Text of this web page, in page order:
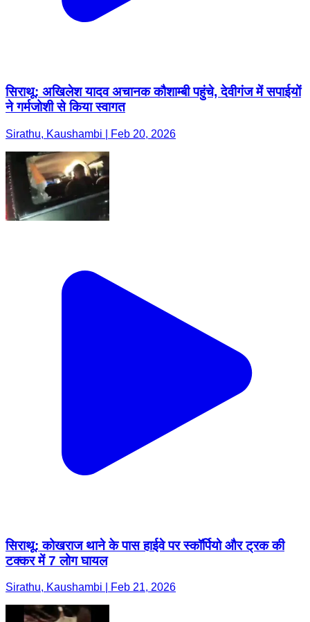
सिराथू: अखिलेश यादव अचानक कौशाम्बी पहुंचे, देवीगंज में सपाईयों
ने गर्मजोशी से किया स्वागत
Sirathu, Kaushambi | Feb 20, 2026
सिराथू: कोखराज थाने के पास हाईवे पर स्कॉर्पियो और ट्रक की
टक्कर में 7 लोग घायल
Sirathu, Kaushambi | Feb 21, 2026